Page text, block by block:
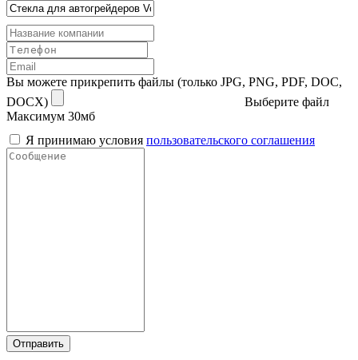
Вы можете прикрепить файлы (только JPG, PNG, PDF, DOC,
DOCX)
Выберите файл
Максимум 30мб
Я принимаю условия пользовательского соглашения
Отправить